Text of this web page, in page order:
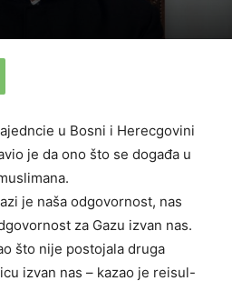
u Bosni i Herecgovini
je da ono što se događa u
je naša odgovornost, nas
za Gazu izvan nas.
što nije postojala druga
izvan nas – kazao je reisul-